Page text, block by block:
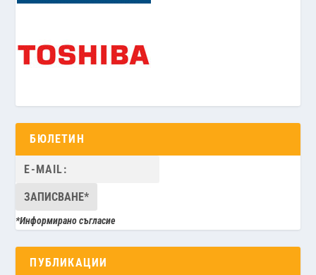
БЮЛЕТИН
*Информирано съгласие
ПУБЛИКАЦИИ